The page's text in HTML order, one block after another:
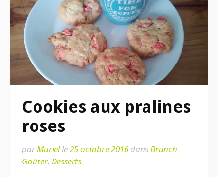
Cookies aux pralines
roses
parMurielle25 octobre 2016dansBrunch-
Goûter, Desserts